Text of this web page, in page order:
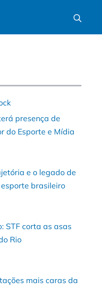
presença de
do Esporte e Mídia
e o legado de
brasileiro
STF corta as asas
Rio
mais caras da